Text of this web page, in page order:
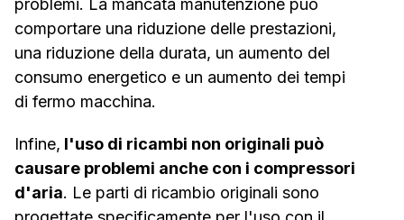
comportare una riduzione delle prestazioni,
una riduzione della durata, un aumento del
consumo energetico e un aumento dei tempi
di fermo macchina.
Infine, l'uso di ricambi non originali può
causare problemi anche con i compressori
d'aria. Le parti di ricambio originali sono